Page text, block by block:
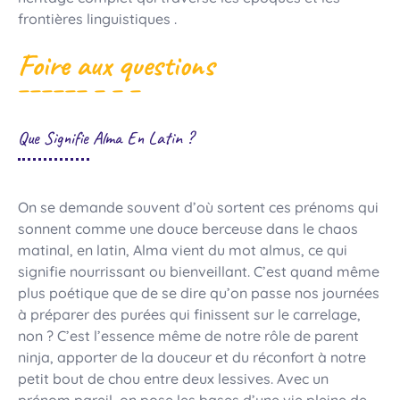
frontières linguistiques .
Foire aux questions
Que Signifie Alma En Latin ?
On se demande souvent d’où sortent ces prénoms qui
sonnent comme une douce berceuse dans le chaos
matinal, en latin, Alma vient du mot almus, ce qui
signifie nourrissant ou bienveillant. C’est quand même
plus poétique que de se dire qu’on passe nos journées
à préparer des purées qui finissent sur le carrelage,
non ? C’est l’essence même de notre rôle de parent
ninja, apporter de la douceur et du réconfort à notre
petit bout de chou entre deux lessives. Avec un